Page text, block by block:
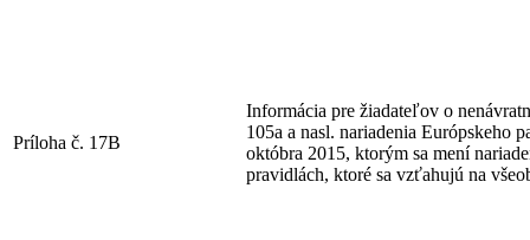
Príloha č. 17B
Informácia pre žiadateľov o
105a a nasl. nariadenia Európskeho
októbra 2015, ktorým sa mení
pravidlách, ktoré sa vzťahujú na